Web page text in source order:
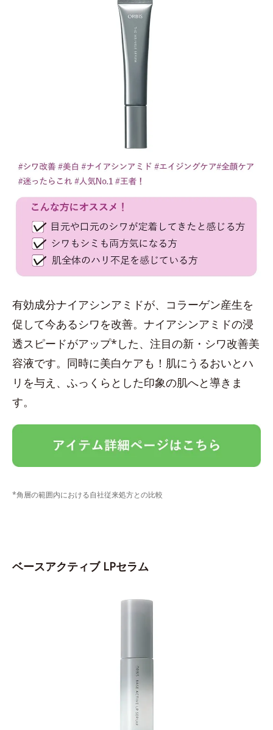
有効成分ナイアシンアミドが、コラーゲン産生を
促して今あるシワを改善。ナイアシンアミドの浸
透スピードがアップ*した、注目の新・シワ改善美
容液です。同時に美白ケアも！肌にうるおいとハ
リを与え、ふっくらとした印象の肌へと導きま
す。
*角層の範囲内における自社従来処方との比較
ベースアクティブ LPセラム